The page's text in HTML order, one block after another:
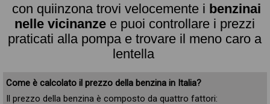
con quiinzona trovi velocemente i benzinai
nelle vicinanze e puoi controllare i prezzi
praticati alla pompa e trovare il meno caro a
lentella
Come è calcolato il prezzo della benzina in Italia?
Il prezzo della benzina è composto da quattro fattori: